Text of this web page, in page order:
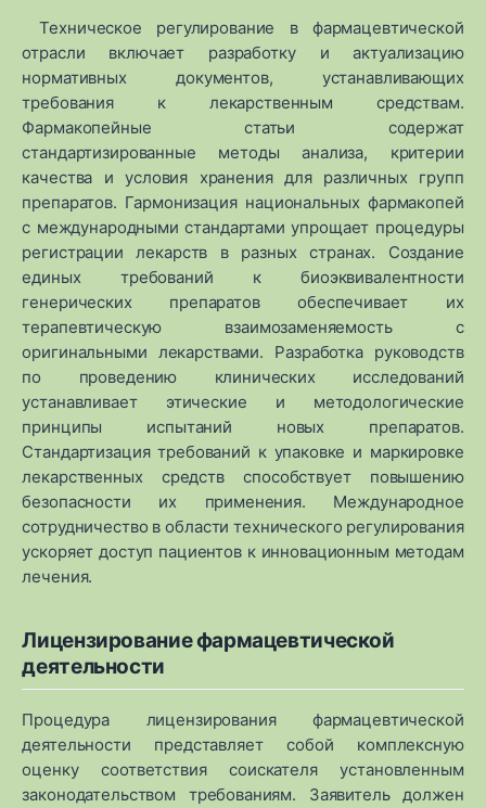
Техническое регулирование в фармацевтической
отрасли включает разработку и актуализацию
нормативных документов, устанавливающих
требования к лекарственным средствам.
Фармакопейные статьи содержат
стандартизированные методы анализа, критерии
качества и условия хранения для различных групп
препаратов. Гармонизация национальных фармакопей
с международными стандартами упрощает процедуры
регистрации лекарств в разных странах. Создание
единых требований к биоэквивалентности
генерических препаратов обеспечивает их
терапевтическую взаимозаменяемость с
оригинальными лекарствами. Разработка руководств
по проведению клинических исследований
устанавливает этические и методологические
принципы испытаний новых препаратов.
Стандартизация требований к упаковке и маркировке
лекарственных средств способствует повышению
безопасности их применения. Международное
сотрудничество в области технического регулирования
ускоряет доступ пациентов к инновационным методам
лечения.
Лицензирование фармацевтической
деятельности
Процедура лицензирования фармацевтической
деятельности представляет собой комплексную
оценку соответствия соискателя установленным
законодательством требованиям. Заявитель должен